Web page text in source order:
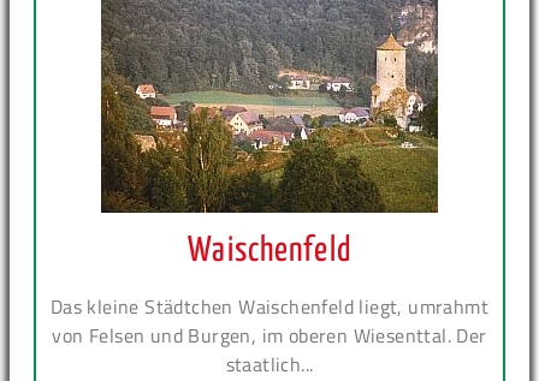
Waischenfeld
Das kleine Städtchen Waischenfeld liegt, umrahmt
von Felsen und Burgen, im oberen Wiesenttal. Der
staatlich...